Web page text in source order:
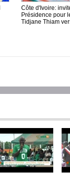
Côte d'Ivoire:
Présidence pour
Tidjane Thiam